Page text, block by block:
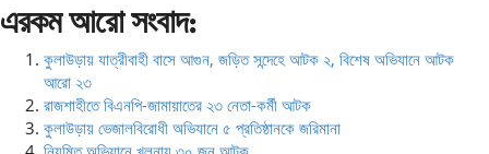
এরকম আরো সংবাদ:
কুলাউড়ায় যাত্রীবাহী বাসে আগুন, জড়িত সন্দেহে আটক ২, বিশেষ অভিযানে আটক
আরো ২৩
রাজশাহীতে বিএনপি-জামায়াতের ২৩ নেতা-কর্মী আটক
কুলাউড়ায় ভেজালবিরোধী অভিযানে ৫ প্রতিষ্ঠানকে জরিমানা